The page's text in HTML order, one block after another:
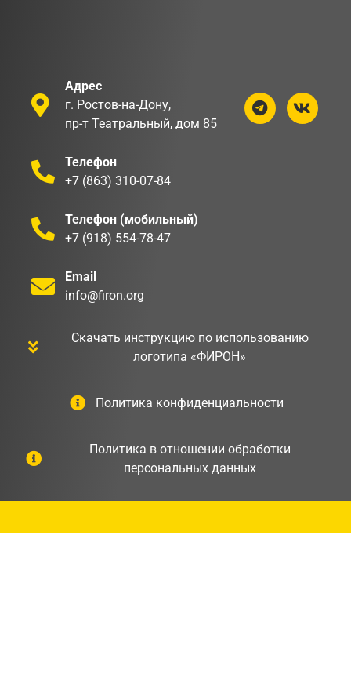
Адрес
г. Ростов-на-Дону,
пр-т Театральный, дом 85
Телефон
+7 (863) 310-07-84
Телефон (мобильный)
+7 (918) 554-78-47
Email
info@firon.org
Скачать инструкцию по использованию
логотипа «ФИРОН»
Политика конфиденциальности
Политика в отношении обработки
персональных данных